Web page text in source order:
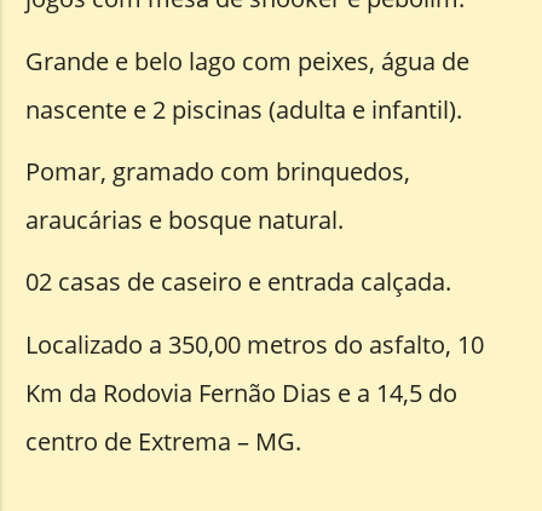
Grande e belo lago com peixes, água de
nascente e 2 piscinas (adulta e infantil).
Pomar, gramado com brinquedos,
araucárias e bosque natural.
02 casas de caseiro e entrada calçada.
Localizado a 350,00 metros do asfalto, 10
Km da Rodovia Fernão Dias e a 14,5 do
centro de Extrema – MG.